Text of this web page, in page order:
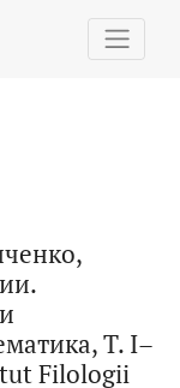
Т. I–
Filologii